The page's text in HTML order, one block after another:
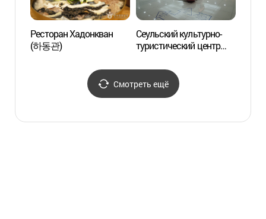
Ресторан Хадонкван
(하동관)
Сеульский культурно-
туристический центр
터)
Смотреть ещё